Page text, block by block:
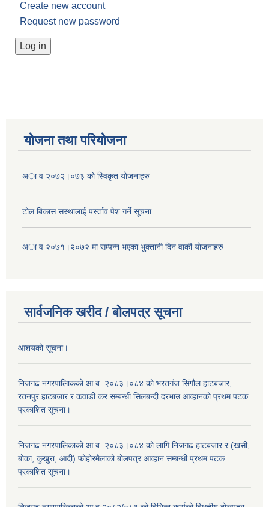
Create new account
Request new password
योजना तथा परियोजना
अा व २०७२।०७३ काे स्विकृत याेजनाहरु
टोल बिकास स‌स्थालाई प‌र्स्ताव पेश गर्ने सूचना
अा‍ व २०७१।२०७२ मा सम्पन्न भएका भुक्तानी दिन वा‌की याेजनाहरु
सार्वजनिक खरीद / बोलपत्र सूचना
आशयको सूचना।
निजगढ नगरपालिाकको आ.ब. २०८३।०८४ को भरतगंज सिंगौल हाटबजार,
रतनपुर हाटबजार र कवाडी कर सम्बन्धी सिलबन्दी दरभाउ आव्हानको प्रथम पटक
प्रकाशित सूचना।
निजगढ नगरपालिकाको आ.ब. २०८३।०८४ को लागि निजगढ हाटबजार र (खसी,
बोका, कुखुरा, आदी) फोहोरमैलाको बोलपत्र आव्हान सम्बन्धी प्रथम पटक
प्रकाशित सूचना।